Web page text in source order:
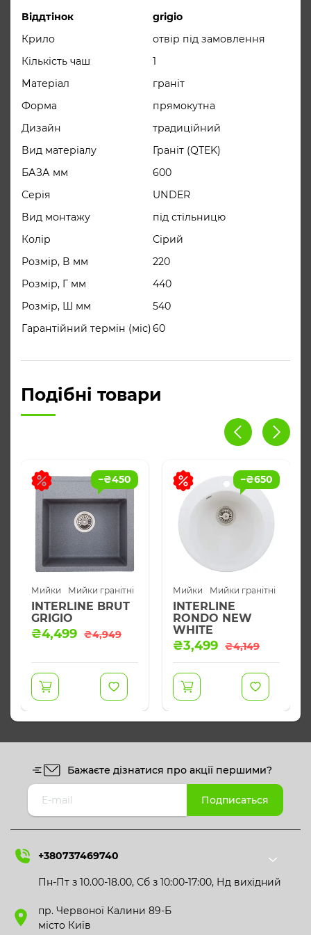
Віддтінок
grigio
Крило
отвір під замовлення
Кількість чаш
1
Матеріал
граніт
Форма
прямокутна
Дизайн
традиційний
Вид матеріалу
Граніт (QTEK)
БАЗА мм
600
Серія
UNDER
Вид монтажу
під стільницю
Колір
Сірий
Розмір, В мм
220
Розмір, Г мм
440
Розмір, Ш мм
540
Гарантійний термін (міс)60
Подібні товари
−₴450
Мийки Мийки гранітні
INTERLINE BRUT
GRIGIO
₴4,949
Оригінальна
₴4,499
Поточна
−₴650
Мийки Мийки гранітні
INTERLINE
RONDO NEW
WHITE
₴4,149
Оригінальна
₴4,149.
₴3,499
Поточна
₴3,499.
Бажаєте дізнатися про акції першими?
+380737469740
Пн-Пт з 10.00-18.00, Сб з 10:00-17:00, Нд вихідний
пр. Червоної Калини 89-Б
місто Київ